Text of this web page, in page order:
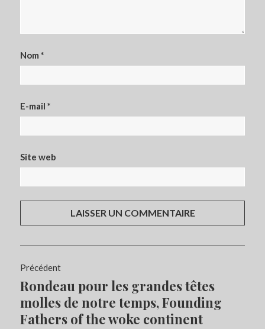
Nom*
E-mail*
Site web
Navigation
de
l’article
Précédent
Article
précédent :
Rondeau pour les grandes têtes
molles de notre temps, Founding
Fathers of the woke continent